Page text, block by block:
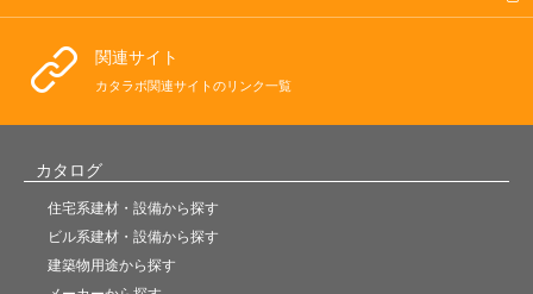
関連サイト
カタラボ関連サイトのリンク一覧
カタログ
住宅系建材・設備から探す
ビル系建材・設備から探す
建築物用途から探す